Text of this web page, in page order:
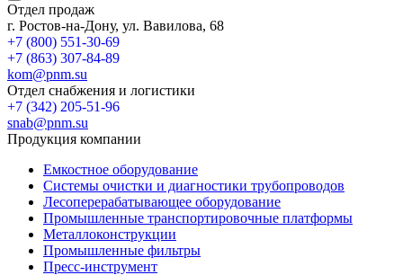
Отдел продаж
г. Ростов-на-Дону, ул. Вавилова, 68
+7 (800) 551-30-69
+7 (863) 307-84-89
kom@pnm.su
Отдел снабжения и логистики
+7 (342) 205-51-96
snab@pnm.su
Продукция компании
Емкостное оборудование
Системы очистки и диагностики трубопроводов
Лесоперерабатывающее оборудование
Промышленные транспортировочные платформы
Металлоконструкции
Промышленные фильтры
Пресс-инструмент